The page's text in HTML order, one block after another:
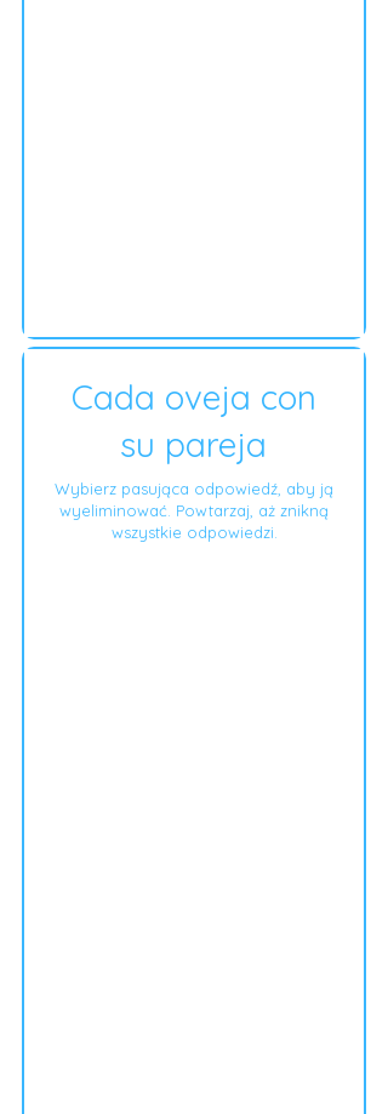
Cada oveja con
su pareja
Wybierz pasująca odpowiedź, aby ją
wyeliminować. Powtarzaj, aż znikną
wszystkie odpowiedzi.